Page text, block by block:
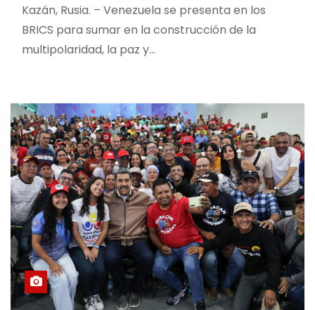
Kazán, Rusia. – Venezuela se presenta en los
BRICS para sumar en la construcción de la
multipolaridad, la paz y…